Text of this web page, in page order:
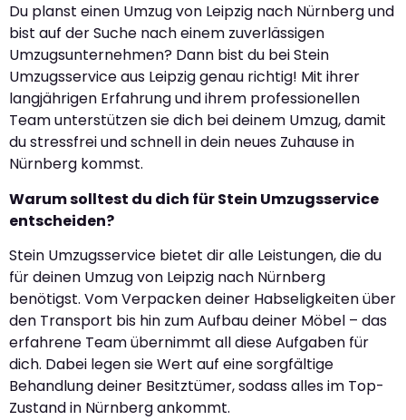
Du planst einen Umzug von Leipzig nach Nürnberg und
bist auf der Suche nach einem zuverlässigen
Umzugsunternehmen? Dann bist du bei Stein
Umzugsservice aus Leipzig genau richtig! Mit ihrer
langjährigen Erfahrung und ihrem professionellen
Team unterstützen sie dich bei deinem Umzug, damit
du stressfrei und schnell in dein neues Zuhause in
Nürnberg kommst.
Warum solltest du dich für Stein Umzugsservice
entscheiden?
Stein Umzugsservice bietet dir alle Leistungen, die du
für deinen Umzug von Leipzig nach Nürnberg
benötigst. Vom Verpacken deiner Habseligkeiten über
den Transport bis hin zum Aufbau deiner Möbel – das
erfahrene Team übernimmt all diese Aufgaben für
dich. Dabei legen sie Wert auf eine sorgfältige
Behandlung deiner Besitztümer, sodass alles im Top-
Zustand in Nürnberg ankommt.